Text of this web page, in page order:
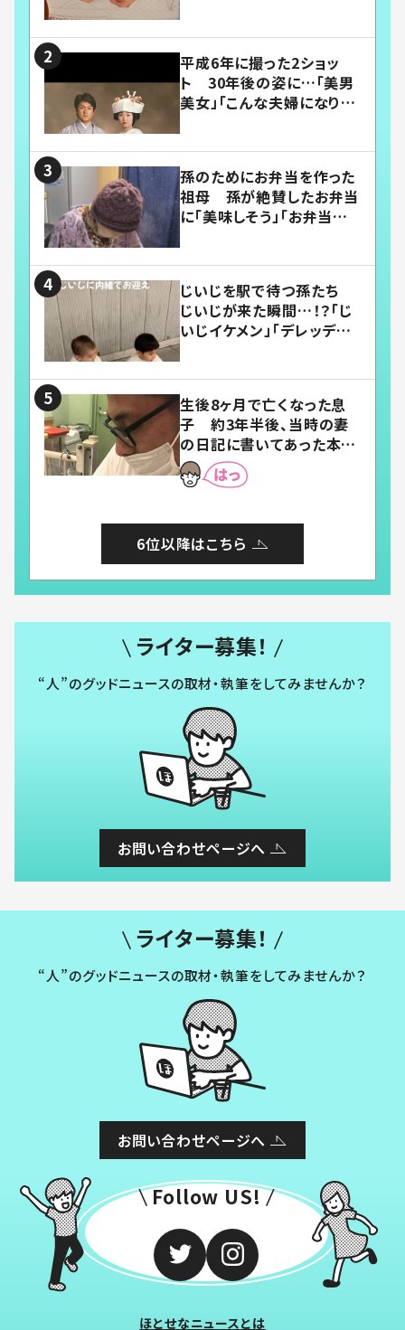
平成6年に撮った2ショッ
ト 30年後の姿に…「美男
美女」「こんな夫婦になりた
孫のためにお弁当を作った
祖母 孫が絶賛したお弁当
に「美味しそう」「お弁当すご
じいじを駅で待つ孫たち
じいじが来た瞬間…！？「じ
いじイケメン」「デレッデレ」
生後8ヶ月で亡くなった息
子 約3年半後、当時の妻
の日記に書いてあった本音
とは
6位以降はこちら
ライター募集！
“人”のグッドニュースの取材・執筆をしてみませんか？
お問い合わせページへ
ライター募集！
“人”のグッドニュースの取材・執筆をしてみませんか？
お問い合わせページへ
Follow US!
ほとせなニュースとは